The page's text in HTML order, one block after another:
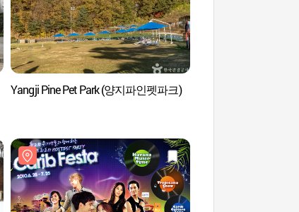
Yangji Pine Pet Park (양지파인펫파크)